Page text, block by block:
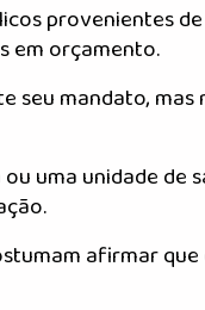
provenientes
em orçamento.
seu mandato,
uma unidade
afirmar